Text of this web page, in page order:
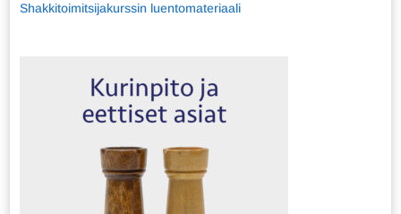
Shakkitoimitsijakurssin luentomateriaali